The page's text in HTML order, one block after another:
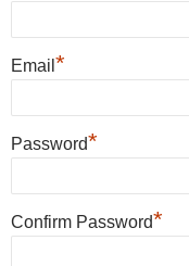
Email *
Password*
Confirm Password*